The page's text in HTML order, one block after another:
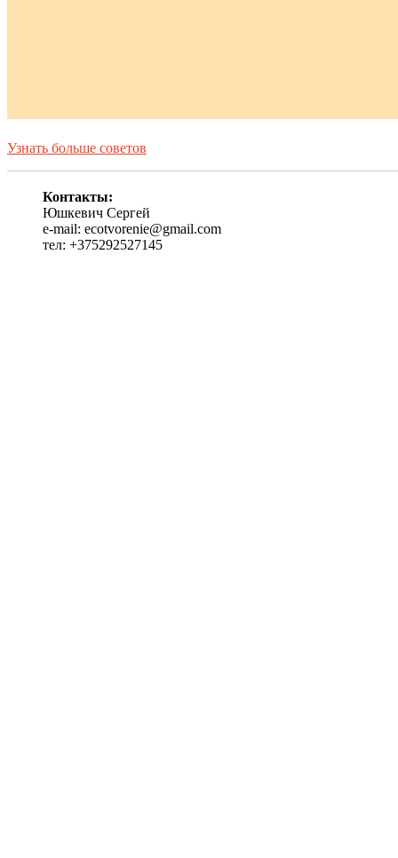
Узнать больше советов
Контакты:
Юшкевич Сергей
e-mail: ecotvorenie@gmail.com
тел: +375292527145